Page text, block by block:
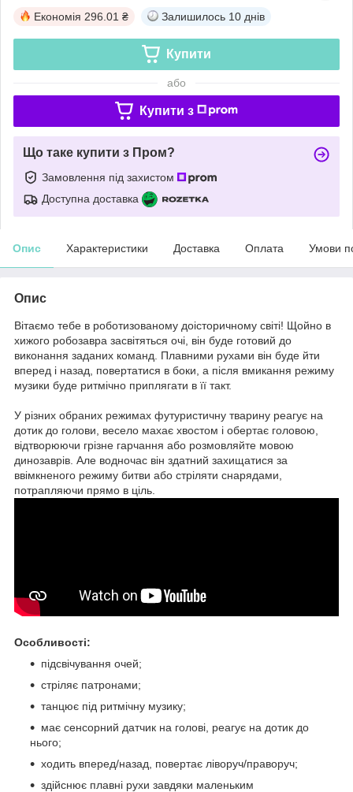
Економія 296.01 ₴ Залишилось 10 днів
Купити
або
Купити з
Що таке купити з Пром?
Замовлення під захистом
Доступна доставка
Опис Характеристики Доставка Оплата Умови
Опис
Вітаємо тебе в роботизованому доісторичному світі! Щойно в
хижого робозавра засвітяться очі, він буде готовий до
виконання заданих команд. Плавними рухами він буде йти
вперед і назад, повертатися в боки, а після вмикання режиму
музики буде ритмічно приплягати в її такт.
У різних обраних режимах футуристичну тварину реагує на
дотик до голови, весело махає хвостом і обертає головою,
відтворюючи грізне гарчання або розмовляйте мовою
динозаврів. Але водночас він здатний захищатися за
ввімкненого режиму битви або стріляти снарядами,
потрапляючи прямо в ціль.
Особливості:
підсвічування очей;
стріляє патронами;
танцює під ритмічну музику;
має сенсорний датчик на голові, реагує на дотик до
нього;
ходить вперед/назад, повертає ліворуч/праворуч;
здійснює плавні рухи завдяки маленьким